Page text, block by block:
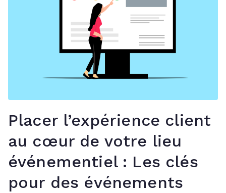
Placer l’expérience client
au cœur de votre lieu
événementiel : Les clés
pour des événements